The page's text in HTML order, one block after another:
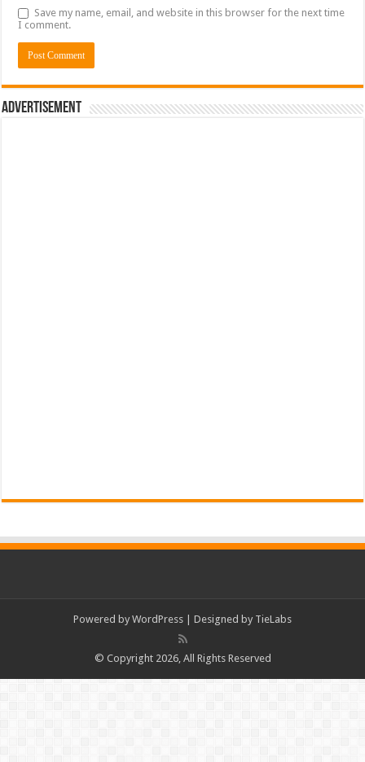
Save my name, email, and website in this browser for the next time
I comment.
Advertisement
Powered by WordPress | Designed by TieLabs
© Copyright 2026, All Rights Reserved